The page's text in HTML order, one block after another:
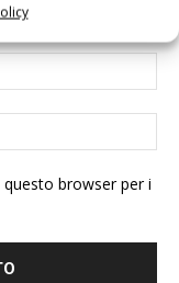
browser per i